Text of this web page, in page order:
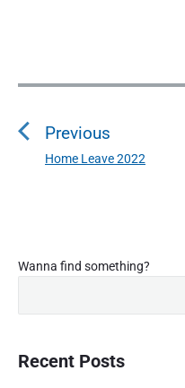
P
s
i
g
i
Previous
P
o
s
o
Home Leave 2022
P
r
Wanna find something?
Recent Posts